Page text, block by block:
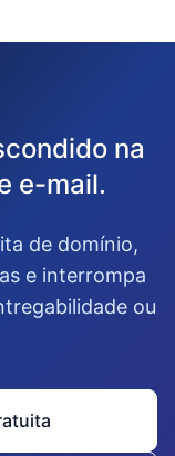
na
e-mail.
de domínio,
e interrompa
ou